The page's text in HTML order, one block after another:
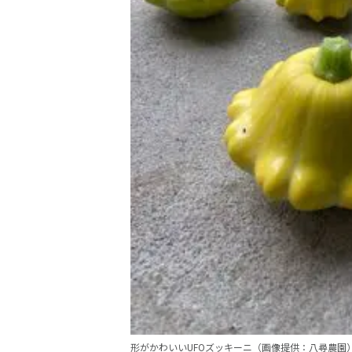
形がかわいいUFOズッキーニ（画像提供：八尋農園